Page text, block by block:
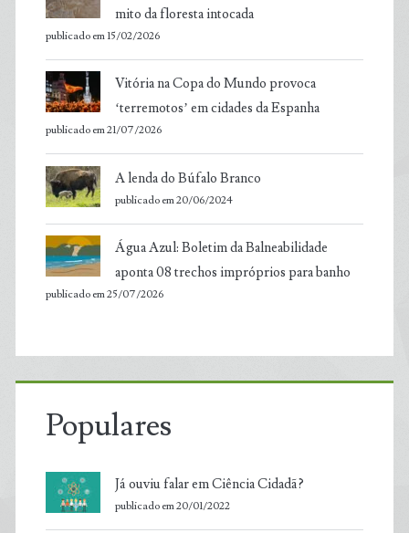
mito da floresta intocada
publicado em 15/02/2026
Vitória na Copa do Mundo provoca
‘terremotos’ em cidades da Espanha
publicado em 21/07/2026
A lenda do Búfalo Branco
publicado em 20/06/2024
Água Azul: Boletim da Balneabilidade
aponta 08 trechos impróprios para banho
publicado em 25/07/2026
Populares
Já ouviu falar em Ciência Cidadã?
publicado em 20/01/2022